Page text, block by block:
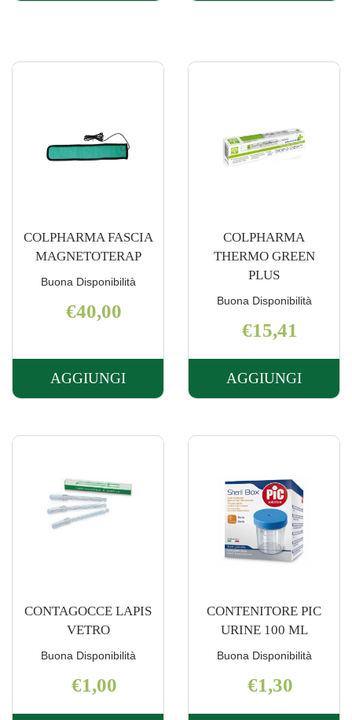
COLPHARMA FASCIA
MAGNETOTERAP
Buona Disponibilità
€40,00
AGGIUNGI
AGGIUNGI COLPHARMA
COLPHARMA
THERMO GREEN
PLUS
Buona Disponibilità
€15,41
AGGIUNGI
AGGIUNGI
CONTAGOCCE LAPIS
VETRO
Buona Disponibilità
€1,00
CONTENITORE PIC
URINE 100 ML
Buona Disponibilità
€1,30